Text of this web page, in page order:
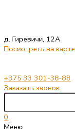
д. Гиревичи, 12А
Посмотреть на карте
+375 33 301-38-88
Заказать звонок
0
Меню